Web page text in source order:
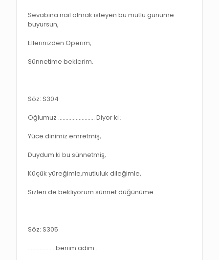
Sevabına nail olmak isteyen bu mutlu günüme
buyursun,
Ellerinizden Öperim,
Sünnetime beklerim.
Söz: S304
Oğlumuz ……………………. Diyor ki ;
Yüce dinimiz emretmiş,
Duydum ki bu sünnetmiş,
Küçük yüreğimle,mutluluk dileğimle,
Sizleri de bekliyorum sünnet düğünüme.
Söz: S305
……………… benim adım .